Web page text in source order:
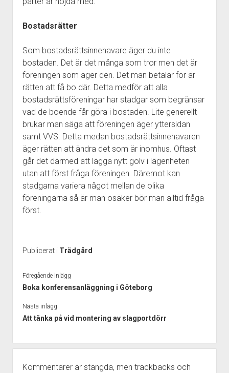
Bostadsrätter
Som bostadsrättsinnehavare äger du inte
bostaden. Det är det många som tror men det är
föreningen som äger den. Det man betalar för är
rätten att få bo där. Detta medför att alla
bostadsrättsföreningar har stadgar som begränsar
vad de boende får göra i bostaden. Lite generellt
brukar man säga att föreningen äger yttersidan
samt VVS. Detta medan bostadsrättsinnehavaren
äger rätten att ändra det som är inomhus. Oftast
går det därmed att lägga nytt golv i lägenheten
utan att först fråga föreningen. Däremot kan
stadgarna variera något mellan de olika
föreningarna så är man osäker bör man alltid fråga
först.
Publicerat i Trädgård
Föregående inlägg
Boka konferensanläggning i Göteborg
Nästa inlägg
Att tänka på vid montering av slagportdörr
Kommentarer är stängda, men trackbacks och